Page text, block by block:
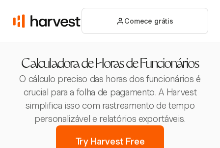
Comece grátis
Calculadora de Horas de Funcionários
O cálculo preciso das horas dos funcionários é
crucial para a folha de pagamento. A Harvest
simplifica isso com rastreamento de tempo
personalizável e relatórios exportáveis.
Try Harvest Free